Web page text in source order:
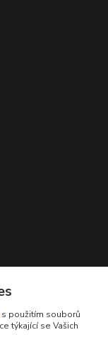
s použitím souborů
týkající se Vašich